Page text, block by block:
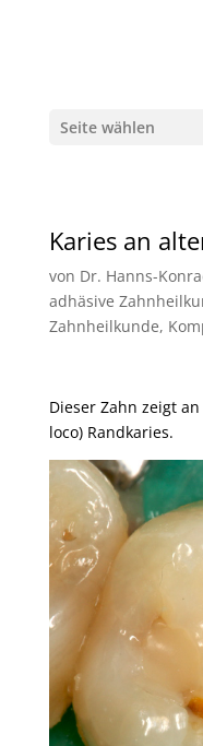
Seite wählen
Karies an
von Dr. Hanns-
adhäsive
Zahnheilkunde,
Dieser Zahn zeigt
loco) Randkaries.